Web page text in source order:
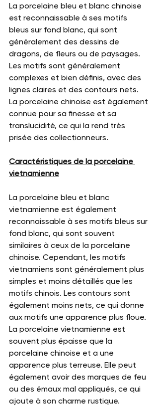
La porcelaine bleu et blanc chinoise
est reconnaissable à ses motifs
bleus sur fond blanc, qui sont
généralement des dessins de
dragons, de fleurs ou de paysages.
Les motifs sont généralement
complexes et bien définis, avec des
lignes claires et des contours nets.
La porcelaine chinoise est également
connue pour sa finesse et sa
translucidité, ce qui la rend très
prisée des collectionneurs.
Caractéristiques de la porcelaine
vietnamienne
La porcelaine bleu et blanc
vietnamienne est également
reconnaissable à ses motifs bleus sur
fond blanc, qui sont souvent
similaires à ceux de la porcelaine
chinoise. Cependant, les motifs
vietnamiens sont généralement plus
simples et moins détaillés que les
motifs chinois. Les contours sont
également moins nets, ce qui donne
aux motifs une apparence plus floue.
La porcelaine vietnamienne est
souvent plus épaisse que la
porcelaine chinoise et a une
apparence plus terreuse. Elle peut
également avoir des marques de feu
ou des émaux mal appliqués, ce qui
ajoute à son charme rustique.